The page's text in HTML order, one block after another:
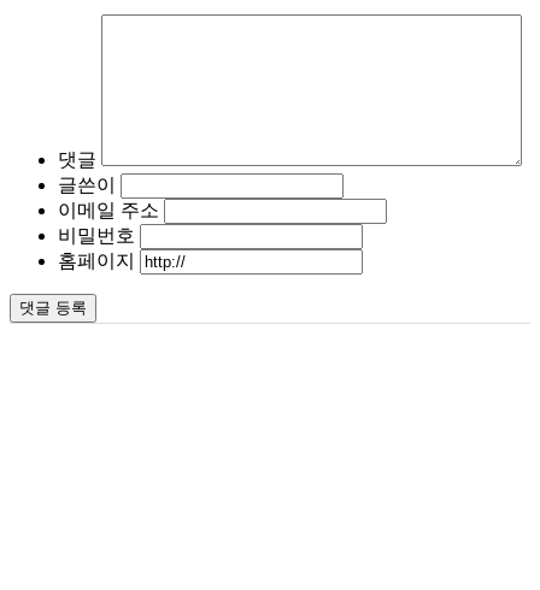
댓글
글쓴이
이메일 주소
비밀번호
홈페이지